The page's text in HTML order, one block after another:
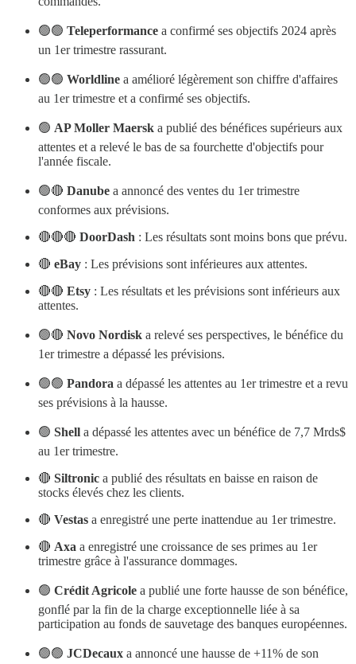
🟢🟢 Teleperformance a confirmé ses objectifs 2024 après
un 1er trimestre rassurant.
🟢🟢 Worldline a amélioré légèrement son chiffre d'affaires
au 1er trimestre et a confirmé ses objectifs.
🟢 AP Moller Maersk a publié des bénéfices supérieurs aux
attentes et a relevé le bas de sa fourchette d'objectifs pour
l'année fiscale.
🟢🔴 Danube a annoncé des ventes du 1er trimestre
conformes aux prévisions.
🔴🔴🔴 DoorDash : Les résultats sont moins bons que prévu.
🔴 eBay : Les prévisions sont inférieures aux attentes.
🔴🔴 Etsy : Les résultats et les prévisions sont inférieurs aux
attentes.
🟢🔴 Novo Nordisk a relevé ses perspectives, le bénéfice du
1er trimestre a dépassé les prévisions.
🟢🟢 Pandora a dépassé les attentes au 1er trimestre et a revu
ses prévisions à la hausse.
🟢 Shell a dépassé les attentes avec un bénéfice de 7,7 Mrds$
au 1er trimestre.
🔴 Siltronic a publié des résultats en baisse en raison de
stocks élevés chez les clients.
🔴 Vestas a enregistré une perte inattendue au 1er trimestre.
🔴 Axa a enregistré une croissance de ses primes au 1er
trimestre grâce à l'assurance dommages.
🟢 Crédit Agricole a publié une forte hausse de son bénéfice,
gonflé par la fin de la charge exceptionnelle liée à sa
participation au fonds de sauvetage des banques européennes.
🟢🟢 JCDecaux a annoncé une hausse de +11% de son